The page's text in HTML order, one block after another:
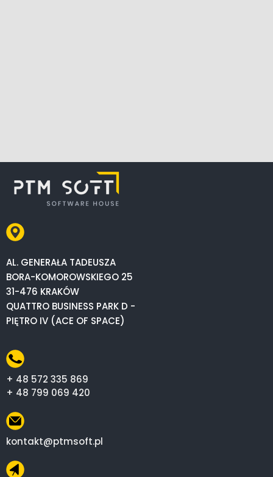
AL. GENERAŁA TADEUSZA
BORA-KOMOROWSKIEGO 25
31-476 KRAKÓW
QUATTRO BUSINESS PARK D -
PIĘTRO IV (ACE OF SPACE)
+ 48 572 335 869
+ 48 799 069 420
kontakt@ptmsoft.pl